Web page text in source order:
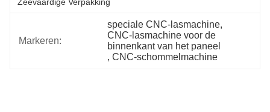
Markeren:
speciale CNC-lasmachine,
CNC-lasmachine voor de
binnenkant van het paneel
, CNC-schommelmachine